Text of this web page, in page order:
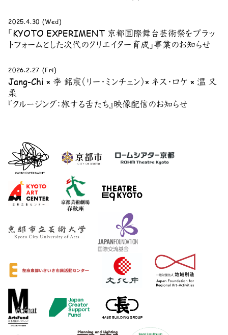
2025.4.30 (Wed)
「KYOTO EXPERIMENT 京都国際舞台芸術祭をプラッ
トフォームとした次代のクリエイター育成」事業のお知らせ
2026.2.27 (Fri)
Jang-Chi × 李 銘宸（リー・ミンチェン）× ネス・ロケ × 温 又
柔
『クルージング：旅する舌たち』映像配信のお知らせ